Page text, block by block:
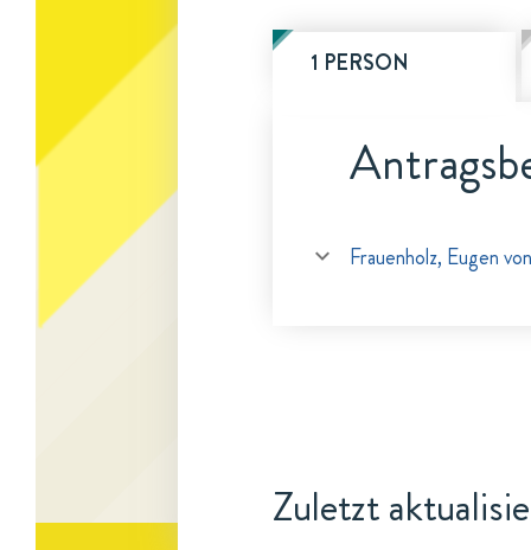
1 PERSON
Frauenholz, Eugen von
Zuletzt